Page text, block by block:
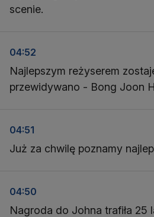
scenie.
04:52
Najlepszym reżyserem
przewidywano - Bong Joon
04:51
Już za chwilę poznamy
04:50
Nagroda do Johna trafiła 25